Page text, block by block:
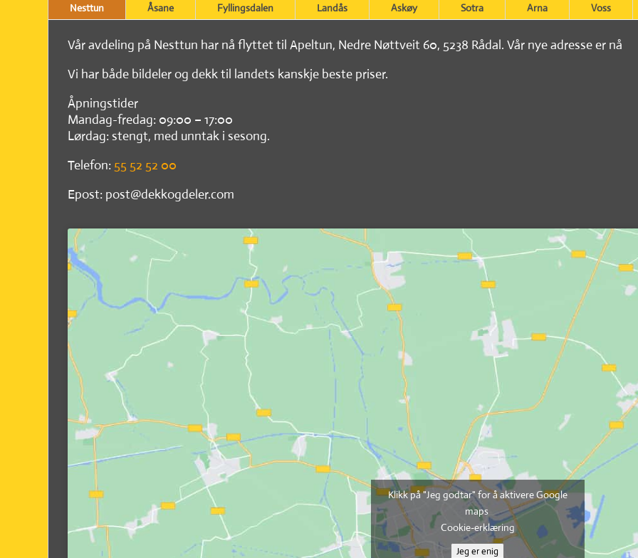
Nesttun Åsane Fyllingsdalen Landås Askøy Sotra Arna Voss
Vår avdeling på Nesttun har nå flyttet til Apeltun, Nedre Nøttveit 60, 5238 Rådal. Vår nye adresse er nå
Vi har både bildeler og dekk til landets kanskje beste priser.
Åpningstider
Mandag-fredag: 09:00 – 17:00
Lørdag: stengt, med unntak i sesong.
Telefon: 55 52 52 00
Epost: post@dekkogdeler.com
Klikk på "Jeg godtar" for å aktivere Google
maps
Cookie-erklæring
Jeg er enig